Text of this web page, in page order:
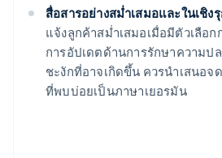
สื่อสารอย่างสม่ำเสมอและในเชิง
แจ้งลูกค้าสม่ำเสมอเมื่อมีตัวเลือก
การอัปเดตด้านการรักษาความป
ชะงักที่อาจเกิดขึ้น ควรนำเสนอ
ที่พบบ่อยเป็นภาษาเยอรมัน